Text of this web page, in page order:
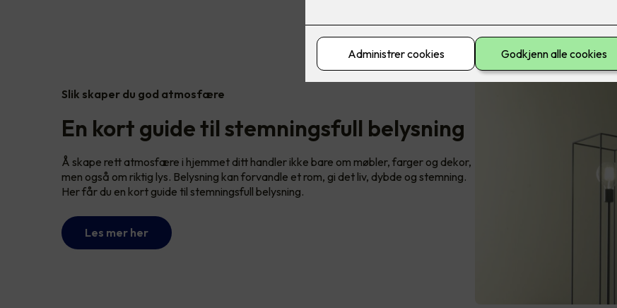
Slik skaper du god atmosfære
En kort guide til stemningsfull belysning
Å skape rett atmosfære i hjemmet ditt handler ikke bare om møbler, farger og dekor,
men også om riktig lys. Belysning kan forvandle et rom, gi det liv, dybde og stemning.
Her får du en kort guide til stemningsfull belysning.
Les mer her